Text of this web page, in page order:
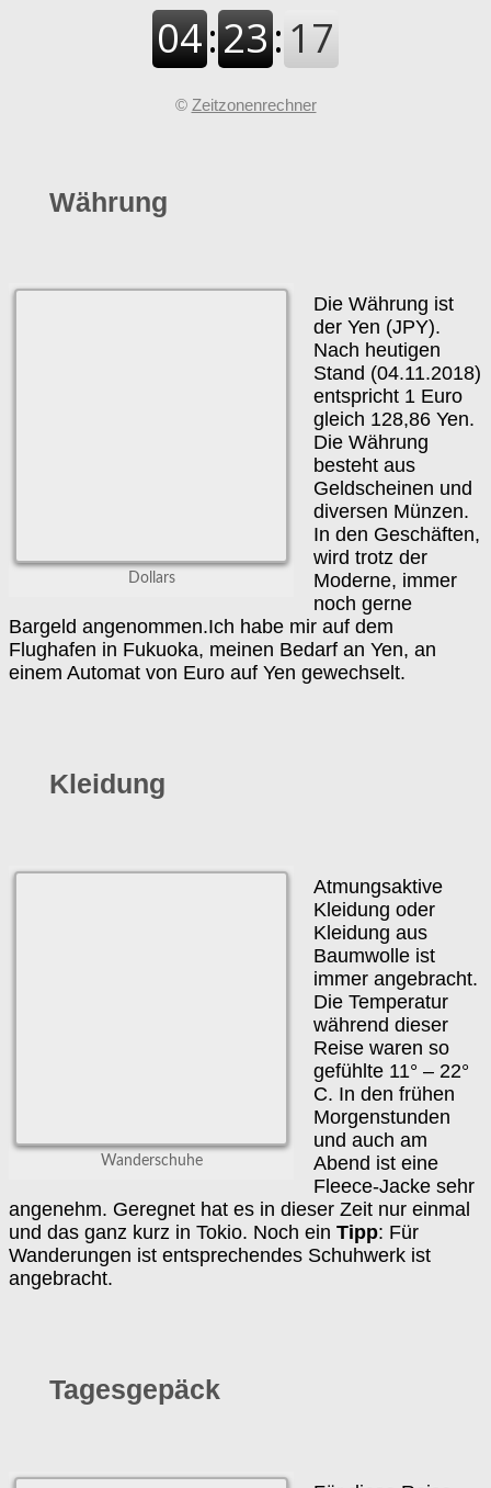
© Zeitzonenrechner
Währung
Dollars
Die Währung ist
der Yen (JPY).
Nach heutigen
Stand (04.11.2018)
entspricht 1 Euro
gleich 128,86 Yen.
Die Währung
besteht aus
Geldscheinen und
diversen Münzen.
In den Geschäften,
wird trotz der
Moderne, immer
noch gerne
Bargeld angenommen.Ich habe mir auf dem
Flughafen in Fukuoka, meinen Bedarf an Yen, an
einem Automat von Euro auf Yen gewechselt.
Kleidung
Wanderschuhe
Atmungsaktive
Kleidung oder
Kleidung aus
Baumwolle ist
immer angebracht.
Die Temperatur
während dieser
Reise waren so
gefühlte 11° – 22°
C. In den frühen
Morgenstunden
und auch am
Abend ist eine
Fleece-Jacke sehr
angenehm. Geregnet hat es in dieser Zeit nur einmal
und das ganz kurz in Tokio. Noch ein Tipp: Für
Wanderungen ist entsprechendes Schuhwerk ist
angebracht.
Tagesgepäck